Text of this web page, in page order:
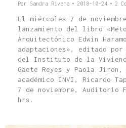
Por Sandra Rivera 2018-10-24 2
El miércoles 7 de
lanzamiento del libro
Arquitectónico Edwin
adaptaciones», editado por
del Instituto de la
Gaete Reyes y Paola
académico INVI, Ricardo
7 de noviembre, Auditorio
hrs.